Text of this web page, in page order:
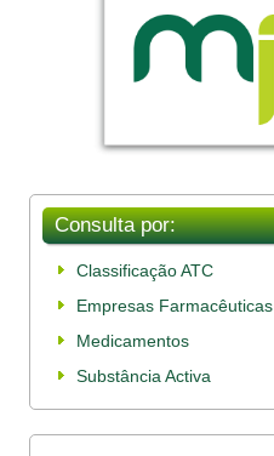
Consulta por:
Classificação ATC
Empresas Farmacêuticas
Medicamentos
Substância Activa